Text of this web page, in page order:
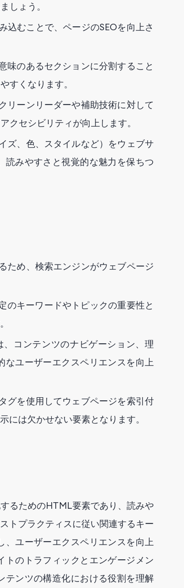
しょう。
込むことで、ページのSEOを向上さ
味のあるセクションに分割すること
すくなります。
リーンリーダーや補助技術に対して
クセシビリティが向上します。
ズ、色、スタイルなど）をウェブサ
読みやすさと視覚的な魅力を保ちつ
ため、検索エンジンがウェブページ
のキーワードやトピックの重要性と
コンテンツのナビゲーション、理
ユーザーエクスペリエンスを向上
グを使用してウェブページを索引付
には欠かせない要素となります。
るためのHTML要素であり、読みや
トプラクティスに従い関連するキー
、ユーザーエクスペリエンスを向上
トのトラフィックとエンゲージメン
テンツの構造化における役割を理解